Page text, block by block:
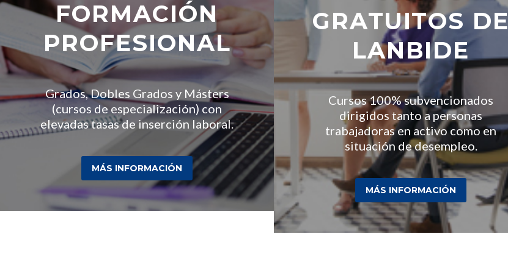
FORMACIÓN
PROFESIONAL
Grados, Dobles Grados y Másters
(cursos de especialización) con
elevadas tasas de inserción laboral.
MÁS INFORMACIÓN
GRATUITOS DE
LANBIDE
Cursos 100% subvencionados
dirigidos tanto a personas
trabajadoras en activo como en
situación de desempleo.
MÁS INFORMACIÓN